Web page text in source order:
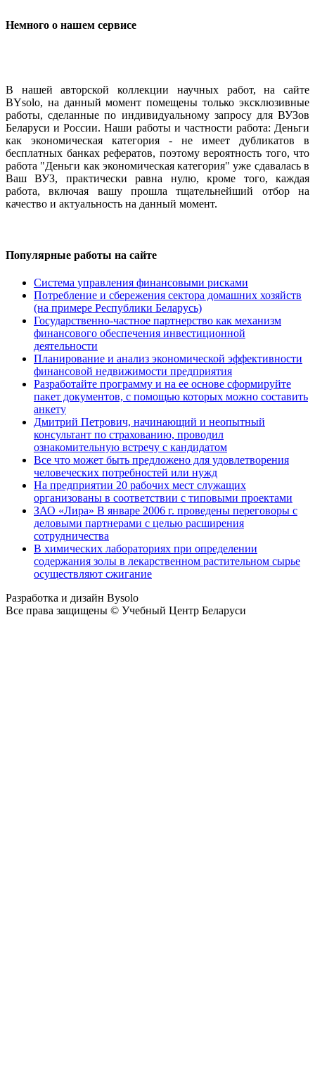
Немного о нашем сервисе
В нашей авторской коллекции научных работ, на сайте
BYsolo, на данный момент помещены только эксклюзивные
работы, сделанные по индивидуальному запросу для ВУЗов
Беларуси и России. Наши работы и частности работа: Деньги
как экономическая категория - не имеет дубликатов в
бесплатных банках рефератов, поэтому вероятность того, что
работа "Деньги как экономическая категория" уже сдавалась в
Ваш ВУЗ, практически равна нулю, кроме того, каждая
работа, включая вашу прошла тщательнейший отбор на
качество и актуальность на данный момент.
Популярные работы на сайте
Система управления финансовыми рисками
Потребление и сбережения сектора домашних хозяйств
(на примере Республики Беларусь)
Государственно-частное партнерство как механизм
финансового обеспечения инвестиционной
деятельности
Планирование и анализ экономической эффективности
финансовой недвижимости предприятия
Разработайте программу и на ее основе сформируйте
пакет документов, с помощью которых можно составить
анкету
Дмитрий Петрович, начинающий и неопытный
консультант по страхованию, проводил
ознакомительную встречу с кандидатом
Все что может быть предложено для удовлетворения
человеческих потребностей или нужд
На предприятии 20 рабочих мест служащих
организованы в соответствии с типовыми проектами
ЗАО «Лира» В январе 2006 г. проведены переговоры с
деловыми партнерами с целью расширения
сотрудничества
В химических лабораториях при определении
содержания золы в лекарственном растительном сырье
осуществляют сжигание
Разработка и дизайн Bysolo
Все права защищены © Учебный Центр Беларуси